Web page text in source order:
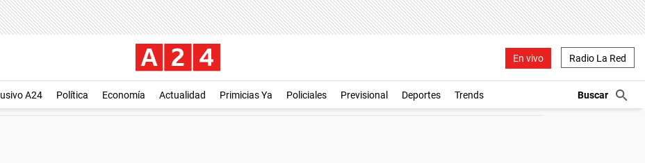
En vivo Radio La Red
A24 Política Economía Actualidad Primicias Ya Policiales Previsional Deportes Trends